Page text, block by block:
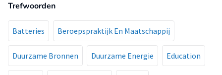
Trefwoorden
Batteries Beroepspraktijk En Maatschappij
Duurzame Bronnen Duurzame Energie Education